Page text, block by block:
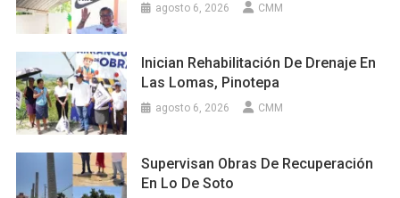
agosto 6, 2026 CMM
Inician Rehabilitación De Drenaje En
Las Lomas, Pinotepa
agosto 6, 2026 CMM
Supervisan Obras De Recuperación
En Lo De Soto